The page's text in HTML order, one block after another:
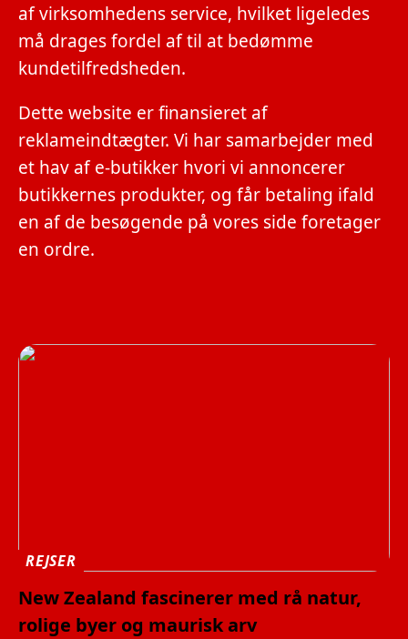
af virksomhedens service, hvilket ligeledes
må drages fordel af til at bedømme
kundetilfredsheden.
Dette website er finansieret af
reklameindtægter. Vi har samarbejder med
et hav af e-butikker hvori vi annoncerer
butikkernes produkter, og får betaling ifald
en af de besøgende på vores side foretager
en ordre.
REJSER
New Zealand fascinerer med rå natur,
rolige byer og maurisk arv